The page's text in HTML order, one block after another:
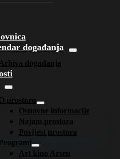
događanja
Arhiva događanja
prostoru
Osnovne informacije
Najam prostora
Povijest prostora
Art kino Arsen